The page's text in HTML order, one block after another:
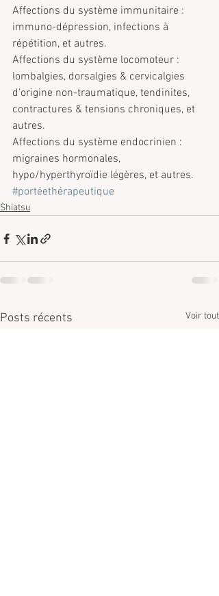
Affections du système immunitaire :
immuno-dépression, infections à
répétition, et autres.
Affections du système locomoteur :
lombalgies, dorsalgies & cervicalgies
d’origine non-traumatique, tendinites,
contractures & tensions chroniques, et
autres.
Affections du système endocrinien :
migraines hormonales,
hypo/hyperthyroïdie légères, et autres.
#portéethérapeutique
Shiatsu
Posts récents Voir tout